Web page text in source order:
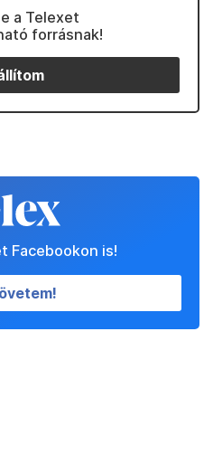
a Telexet
forrásnak!
Facebookon is!